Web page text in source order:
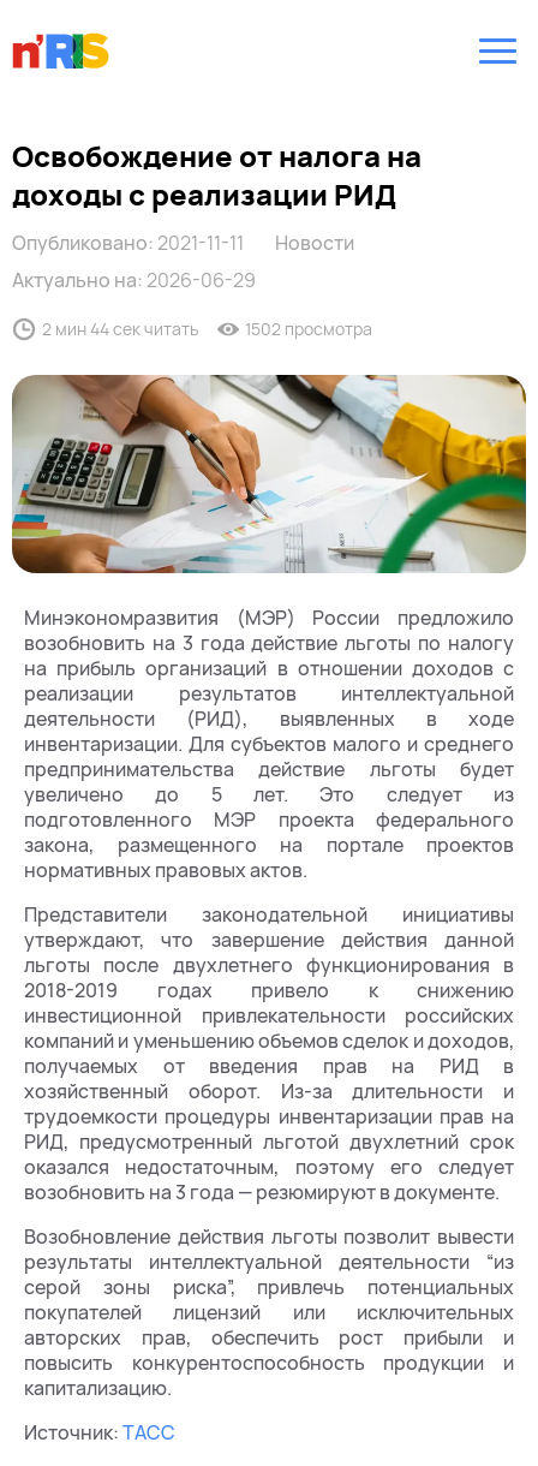
Освобождение от налога на
доходы с реализации РИД
Опубликовано: 2021-11-11
Актуально на: 2026-06-29
Новости
2 мин 44 сек читать 1502 просмотра
Минэкономразвития (МЭР) России предложило
возобновить на 3 года действие льготы по налогу
на прибыль организаций в отношении доходов с
реализации результатов интеллектуальной
деятельности (РИД), выявленных в ходе
инвентаризации. Для субъектов малого и среднего
предпринимательства действие льготы будет
увеличено до 5 лет. Это следует из
подготовленного МЭР проекта федерального
закона, размещенного на портале проектов
нормативных правовых актов.
Представители законодательной инициативы
утверждают, что завершение действия данной
льготы после двухлетнего функционирования в
2018-2019 годах привело к снижению
инвестиционной привлекательности российских
компаний и уменьшению объемов сделок и доходов,
получаемых от введения прав на РИД в
хозяйственный оборот. Из-за длительности и
трудоемкости процедуры инвентаризации прав на
РИД, предусмотренный льготой двухлетний срок
оказался недостаточным, поэтому его следует
возобновить на 3 года — резюмируют в документе.
Возобновление действия льготы позволит вывести
результаты интеллектуальной деятельности “из
серой зоны риска”, привлечь потенциальных
покупателей лицензий или исключительных
авторских прав, обеспечить рост прибыли и
повысить конкурентоспособность продукции и
капитализацию.
Источник:ТАСС